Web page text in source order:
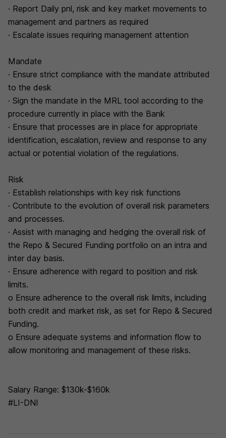
· Report Daily pnl, risk and key market movements to
management and partners as required
· Escalate issues requiring management attention
Mandate
· Ensure strict compliance with the mandate attributed
to the desk
· Sign the mandate in the MRL tool according to the
procedure currently in place with the Bank
· Ensure that processes are in place for appropriate
identification, escalation, review and response to any
actual or potential violation of the regulations.
Risk
· Establish relationships with key risk functions
· Contribute to the evolution of overall risk parameters
and processes.
· Assist with managing and hedging the overall risk of
the Repo & Secured Funding portfolio on an intra and
inter day basis.
· Ensure adherence with regard to position and risk
limits.
o Ensure adherence to the overall risk limits, including
both credit and market risk, as set for Repo & Secured
Funding.
o Ensure adequate systems and information flow to
allow monitoring and management of these risks.
Salary Range: $130k-$160k
#LI-DNI